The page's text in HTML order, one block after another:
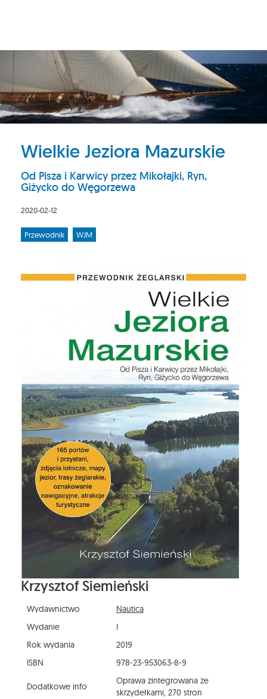
Wielkie Jeziora Mazurskie
Od Pisza i Karwicy przez Mikołajki, Ryn,
Giżycko do Węgorzewa
2020-02-12
Przewodnik WJM
Krzysztof Siemieński
Wydawnictwo
Nautica
Wydanie
I
Rok wydania
2019
ISBN
978-23-953063-8-9
Dodatkowe info
Oprawa zintegrowana ze
skrzydełkami, 270 stron